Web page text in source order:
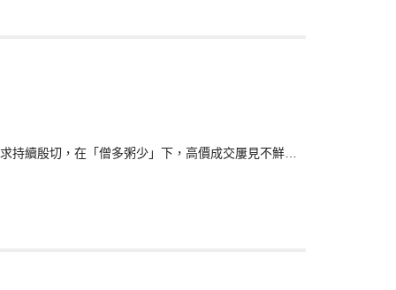
持續殷切，在「僧多粥少」下，高價成交屢見不鮮…